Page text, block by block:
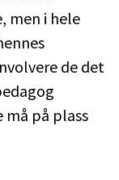
men i hele
de det
må på plass